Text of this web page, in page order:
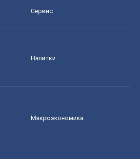
Сервис
Напитки
Mакроэкономика